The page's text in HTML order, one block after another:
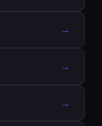
→
→
→